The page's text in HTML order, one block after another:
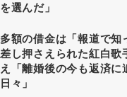
を選んだ」
多額の借金は「報道で知
差し押さえられた紅白歌
え「離婚後の今も返済に
日々」